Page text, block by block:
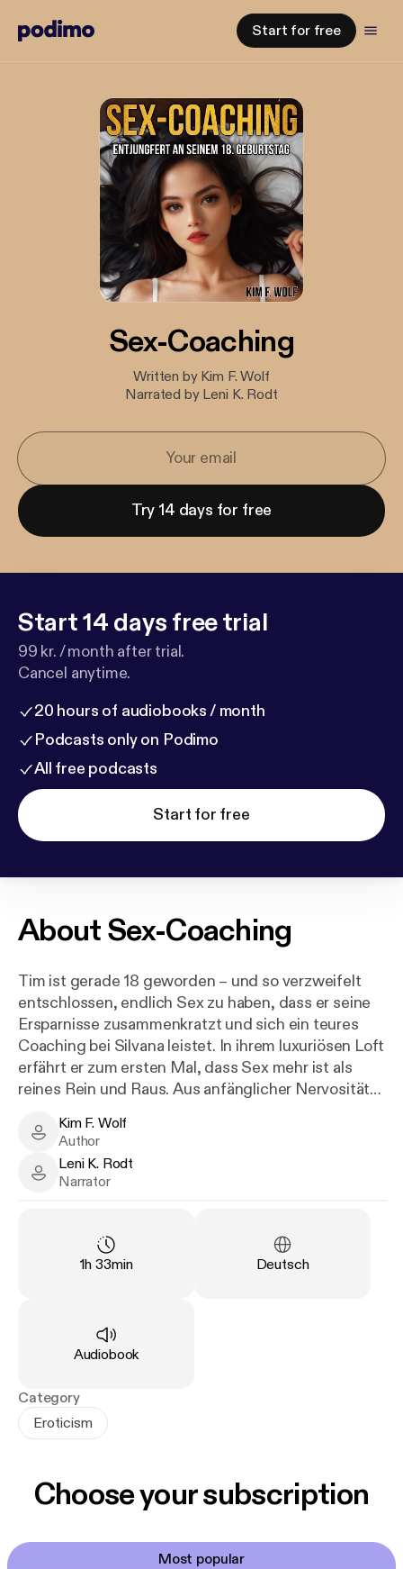
Start for free
Sex-Coaching
Written by Kim F. Wolf
Narrated by Leni K. Rodt
Try 14 days for free
Start 14 days free trial
99 kr. / month after trial.
Cancel anytime.
20 hours of audiobooks / month
Podcasts only on Podimo
All free podcasts
Start for free
AboutSex-Coaching
Tim ist gerade 18 geworden – und so verzweifelt
entschlossen, endlich Sex zu haben, dass er seine
Ersparnisse zusammenkratzt und sich ein teures
Coaching bei Silvana leistet. In ihrem luxuriösen Loft
erfährt er zum ersten Mal, dass Sex mehr ist als
reines Rein und Raus. Aus anfänglicher Nervosität
Selbstbewusstsein – stets geführt von einer Frau,
für die das Wort "Profi" erfunden wurde.
Kim F. Wolf - Author
Kim F. Wolf
Author
Leni K. Rodt - Narrator
Leni K. Rodt
Narrator
Duration:
1h 33min Language
Deutsch
Type:
Audiobook
Category
Eroticism
Choose your subscription
Most popular